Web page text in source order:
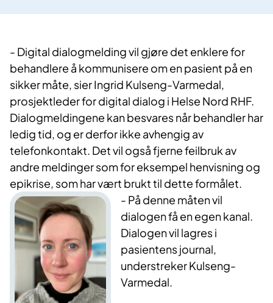
- Digital dialogmelding vil gjøre det enklere for
behandlere å kommunisere om en pasient på en
sikker måte, sier Ingrid Kulseng-Varmedal,
prosjektleder for digital dialog i Helse Nord RHF.
Dialogmeldingene kan besvares når behandler har
ledig tid, og er derfor ikke avhengig av
telefonkontakt. Det vil også fjerne feilbruk av
andre meldinger som for eksempel henvisning og
epikrise, som har vært brukt til dette formålet.
- På denne måten vil
dialogen få en egen kanal.
Dialogen vil lagres i
pasientens journal,
understreker Kulseng-
Varmedal.